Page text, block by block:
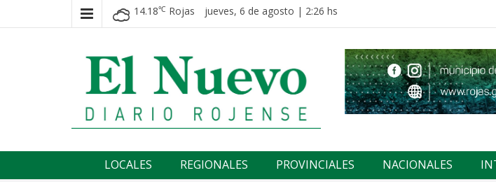
14.18℃ Rojas jueves, 6 de agosto | 2:26 hs
El nuevo rojense
LOCALES REGIONALES PROVINCIALES NACIONALES